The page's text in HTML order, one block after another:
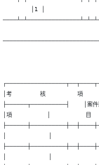
│1 │
│考        核         項
├──────┬──────────┤    │案
│項          │          目
│            │
│            │